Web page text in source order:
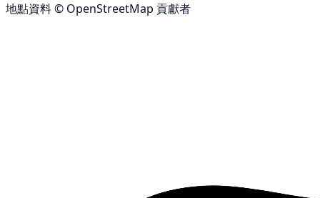
地點資料 © OpenStreetMap 貢獻者